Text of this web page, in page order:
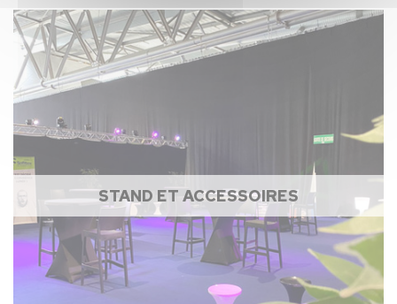
STAND ET ACCESSOIRES